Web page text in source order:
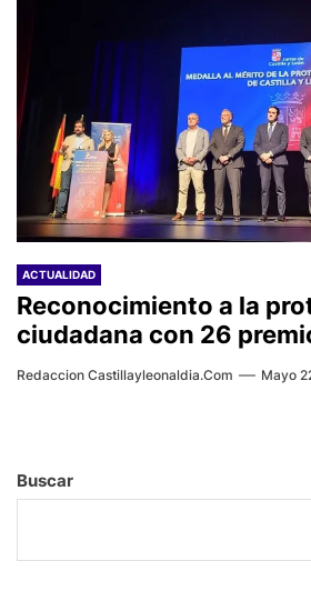
ACTUALIDAD
Reconocimiento a la
ciudadana con 26
Redaccion Castillayleonaldia.com Mayo
Buscar